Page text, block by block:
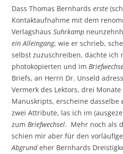
Dass Thomas Bernhards erste
Kontaktaufnahme mit dem
Verlagshaus Suhrkamp
ein Alleingang, wie er schrieb,
selbst zuzuschreiben, dachte ich
photokopierten und im
Briefs, an Herrn Dr. Unseld
Vermerk des Lektors, drei
Manuskripts, erscheine dasselbe
zwei Attribute, las ich im
zum Briefwechsel. Mehr noch als
schien mir aber für den
Abgrundeher Bernhards